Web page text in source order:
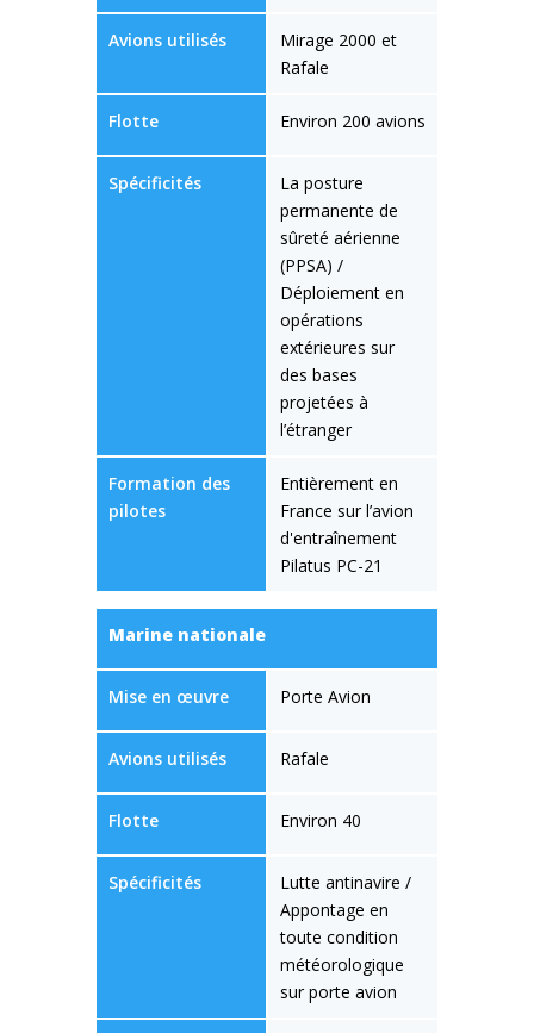
Avions utilisés
Flotte
Spécificités
Formation des
pilotes
Mirage 2000 et
Rafale
Environ 200 avions
La posture
permanente de
sûreté aérienne
(PPSA) /
Déploiement en
opérations
extérieures sur
des bases
projetées à
l’étranger
Entièrement en
France sur l’avion
d'entraînement
Pilatus PC-21
Mise en œuvre
Avions utilisés
Flotte
Spécificités
Marine nationale
Porte Avion
Rafale
Environ 40
Lutte antinavire /
Appontage en
toute condition
météorologique
sur porte avion